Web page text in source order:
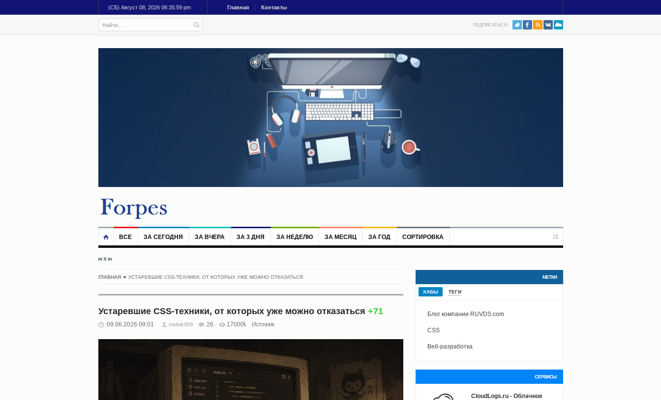
(СБ) Август 08, 2026 06:36:00 pm Главная Контакты
ПОДПИСАТЬСЯ:
ВСЕ ЗА СЕГОДНЯ ЗА ВЧЕРА ЗА 3 ДНЯ ЗА НЕДЕЛЮ ЗА МЕСЯЦ ЗА ГОД СОРТИРОВКА
ГЛАВНАЯ УСТАРЕВШИЕ CSS-ТЕХНИКИ, ОТ КОТОРЫХ УЖЕ МОЖНО ОТКАЗАТЬСЯ
Устаревшие CSS-техники, от которых уже можно отказаться +71
09.06.2026 09:01 melnik909 26 17000 Источник
МЕТКИ
ХАБЫ ТЕГИ
Блог компании RUVDS.com
CSS
Веб-разработка
СЕРВИСЫ
CloudLogs.ru - Облачное